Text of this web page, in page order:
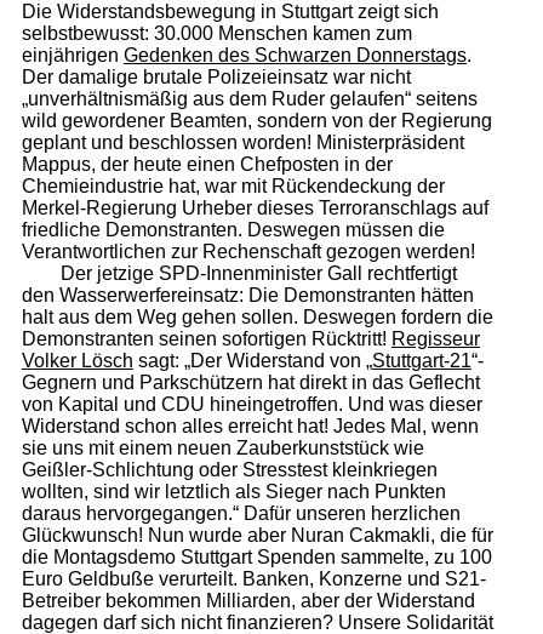
Die Widerstandsbewegung in Stuttgart zeigt sich
selbstbewusst: 30.000 Menschen kamen zum
einjährigen Gedenken des Schwarzen Donnerstags.
Der damalige brutale Polizeieinsatz war nicht
„unverhältnismäßig aus dem Ruder gelaufen“ seitens
wild gewordener Beamten, sondern von der Regierung
geplant und beschlossen worden! Ministerpräsident
Mappus, der heute einen Chefposten in der
Chemieindustrie hat, war mit Rückendeckung der
Merkel-Regierung Urheber dieses Terroranschlags auf
friedliche Demonstranten. Deswegen müssen die
Verantwortlichen zur Rechenschaft gezogen werden!
Der jetzige SPD-Innenminister Gall rechtfertigt
den Wasserwerfereinsatz: Die Demonstranten hätten
halt aus dem Weg gehen sollen. Deswegen fordern die
Demonstranten seinen sofortigen Rücktritt! Regisseur
Volker Lösch sagt: „Der Widerstand von „Stuttgart-21“-
Gegnern und Parkschützern hat direkt in das Geflecht
von Kapital und CDU hineingetroffen. Und was dieser
Widerstand schon alles erreicht hat! Jedes Mal, wenn
sie uns mit einem neuen Zauberkunststück wie
Geißler-Schlichtung oder Stresstest kleinkriegen
wollten, sind wir letztlich als Sieger nach Punkten
daraus hervorgegangen.“ Dafür unseren herzlichen
Glückwunsch! Nun wurde aber Nuran Cakmakli, die für
die Montagsdemo Stuttgart Spenden sammelte, zu 100
Euro Geldbuße verurteilt. Banken, Konzerne und S21-
Betreiber bekommen Milliarden, aber der Widerstand
dagegen darf sich nicht finanzieren? Unsere Solidarität